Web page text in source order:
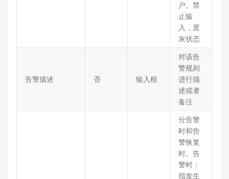
户。禁
止输
入，置
灰状态
告警描述 否 输入框
对该告
警规则
进行描
述或者
备注
分告警
时和告
警恢复
时。告
警时：
指发生